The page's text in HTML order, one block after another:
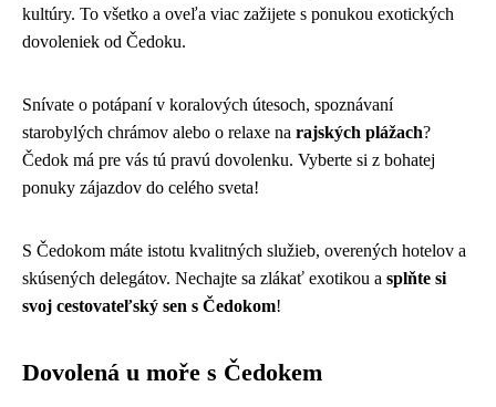
kultúry. To všetko a oveľa viac zažijete s ponukou exotických
dovoleniek od Čedoku.
Snívate o potápaní v koralových útesoch, spoznávaní
starobylých chrámov alebo o relaxe na rajských plážach?
Čedok má pre vás tú pravú dovolenku. Vyberte si z bohatej
ponuky zájazdov do celého sveta!
S Čedokom máte istotu kvalitných služieb, overených hotelov a
skúsených delegátov. Nechajte sa zlákať exotikou a splňte si
svoj cestovateľský sen s Čedokom!
Dovolená u moře s Čedokem